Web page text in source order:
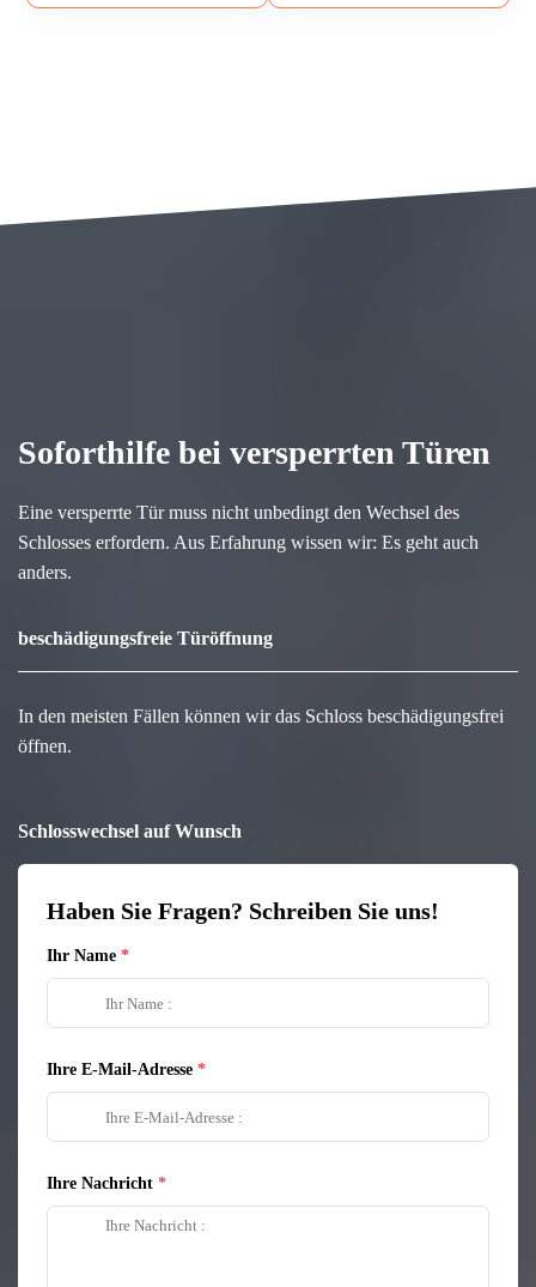
Soforthilfe bei versperrten Türen
Eine versperrte Tür muss nicht unbedingt den Wechsel des
Schlosses erfordern. Aus Erfahrung wissen wir: Es geht auch
anders.
beschädigungsfreie Türöffnung
In den meisten Fällen können wir das Schloss beschädigungsfrei
öffnen.
Schlosswechsel auf Wunsch
Haben Sie Fragen? Schreiben Sie uns!
Ihr Name
Ihre E-Mail-Adresse
Ihre Nachricht